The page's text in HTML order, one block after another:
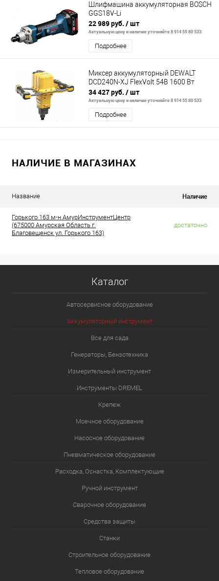
Шлифмашина аккумуляторная BOSCH
GGS18V-Li
22 989 руб. / шт
Актуальную цену и наличие уточняйте 8 914 55 80 533
Подробнее
Миксер аккумуляторный DEWALT
DCD240N-XJ FlexVolt 54В 1600 Вт
34 427 руб. / шт
Актуальную цену и наличие уточняйте 8 914 55 80 533
Подробнее
НАЛИЧИЕ В МАГАЗИНАХ
Название Наличие
Горького 163 м-н АмурИнструментЦентр
(675000 Амурская Область г.
Благовещенск ул. Горького 163)
достаточно
Каталог
Автосервисное оборудование
Аккумуляторный инструмент
Все для сада
Генераторы, Бензотехника
Измерительный инструмент
Инструменты DREMEL
Крепеж
Моечное оборудование
Насосное оборудование
Пневматическое оборудование
Расходка, Оснастка, Комплектующие
Ручной инструмент
Сварочное оборудование
Средства защиты
Станки
Строительное оборудование
Тепловое оборудование